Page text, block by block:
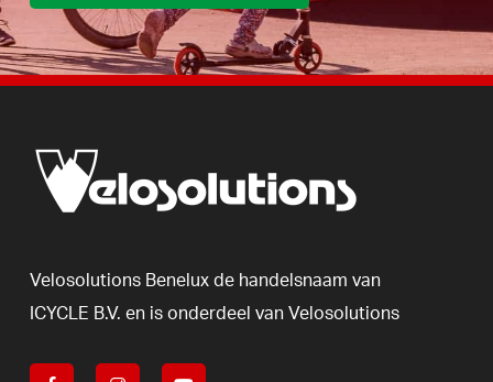
Velosolutions Benelux de handelsnaam van
ICYCLE B.V. en is onderdeel van Velosolutions